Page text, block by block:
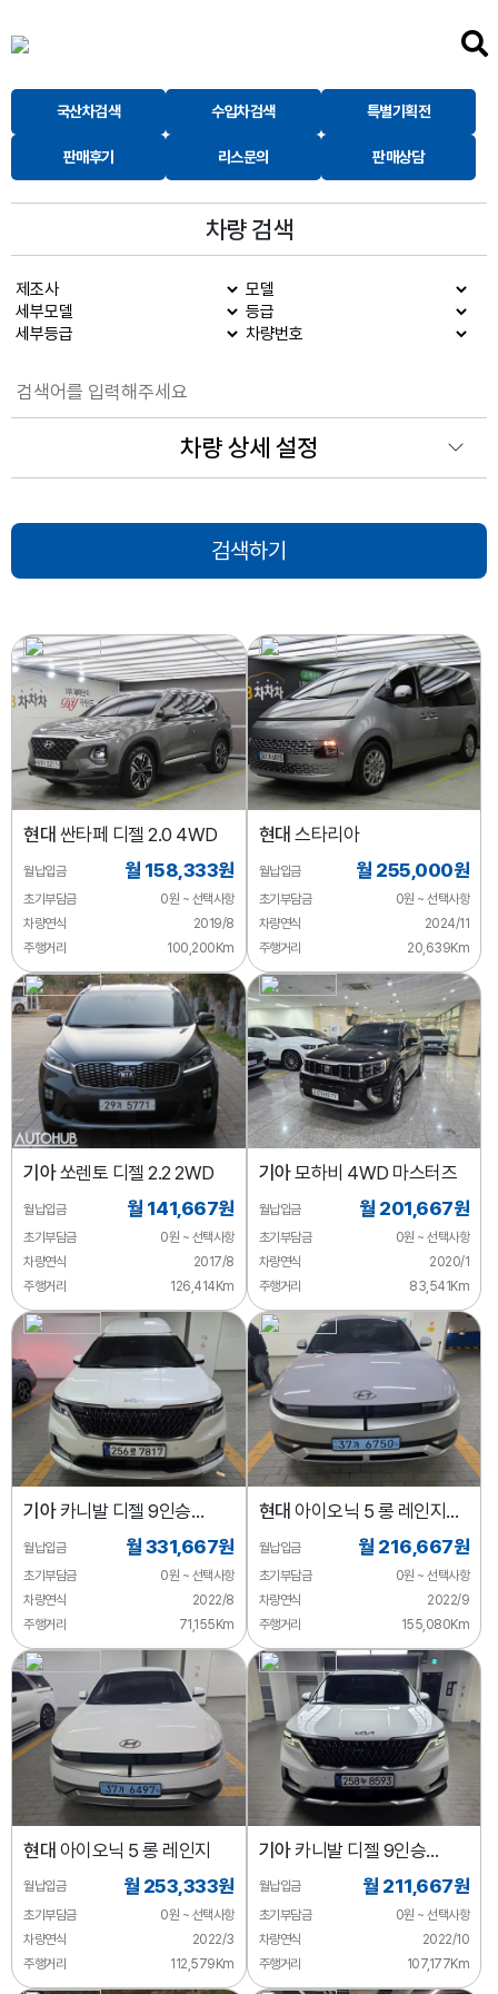
국산차검색 수입차검색 특별기획전
판매후기 리스문의 판매상담
차량 검색
차량 상세 설정
현대 싼타페 디젤 2.0 4WD
월납입금 월 158,333원
초기부담금
0원 ~ 선택사항
차량연식
2019/8
주행거리
100,200Km
현대 스타리아
월납입금 월 255,000원
초기부담금
0원 ~ 선택사항
차량연식
2024/11
주행거리
20,639Km
기아쏘렌토 디젤 2.2 2WD
월납입금 월 141,667원
초기부담금
0원 ~ 선택사항
차량연식
2017/8
주행거리
126,414Km
기아모하비 4WD 마스터즈
월납입금 월 201,667원
초기부담금
0원 ~ 선택사항
차량연식
2020/1
주행거리
83,541Km
기아카니발 디젤 9인승
하이리무진 시그니처
월납입금 월 331,667원
초기부담금
0원 ~ 선택사항
차량연식
2022/8
주행거리
71,155Km
현대 아이오닉 5 롱 레인지
AWD
월납입금 월 216,667원
초기부담금
0원 ~ 선택사항
차량연식
2022/9
주행거리
155,080Km
현대 아이오닉 5 롱 레인지
월납입금 월 253,333원
초기부담금
0원 ~ 선택사항
차량연식
2022/3
주행거리
112,579Km
기아카니발 디젤 9인승
노블레스
월납입금 월 211,667원
초기부담금
0원 ~ 선택사항
차량연식
2022/10
주행거리
107,177Km